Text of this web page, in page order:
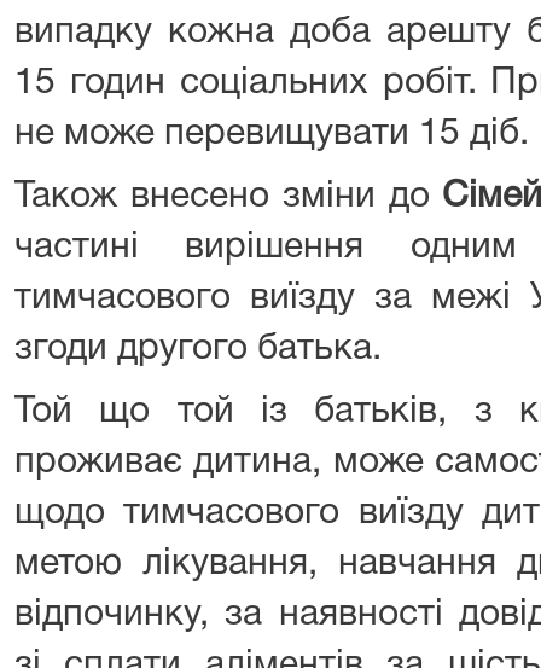
випадку кожна доба арешту
15 годин соціальних робіт.
не може перевищувати 15 діб.
Також внесено зміни до
частині вирішення
тимчасового виїзду за межі
згоди другого батька.
Той що той із батьків, з
проживає дитина, може
щодо тимчасового виїзду
метою лікування, навчання
відпочинку, за наявності